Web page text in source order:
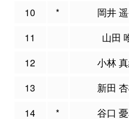
10 * 岡井
11
山田
12
小林
13
新田
14
* 谷口